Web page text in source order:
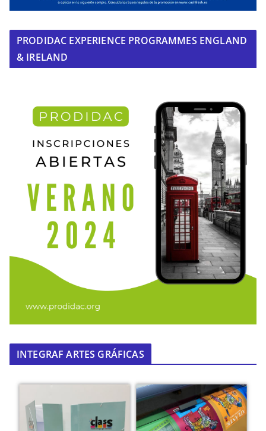
PRODIDAC EXPERIENCE PROGRAMMES ENGLAND
& IRELAND
INTEGRAF ARTES GRÁFICAS